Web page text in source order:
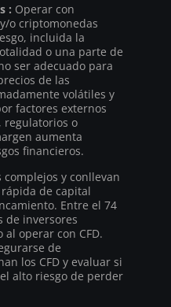
: Operar con
o criptomonedas
incluida la
o una parte de
ser adecuado para
de las
volátiles y
factores externos
regulatorios o
aumenta
financieros.
complejos y conllevan
de capital
Entre el 74
de inversores
operar con CFD.
de
los CFD y evaluar si
alto riesgo de perder